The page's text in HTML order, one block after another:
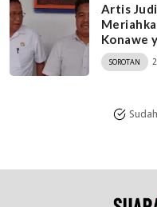
Artis
Konawe
SOROTAN